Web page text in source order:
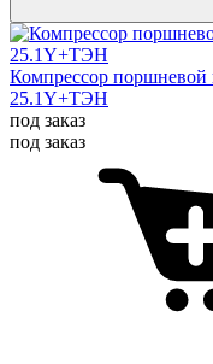
Компрессор поршневой
25.1Y+ТЭН
под заказ
под заказ